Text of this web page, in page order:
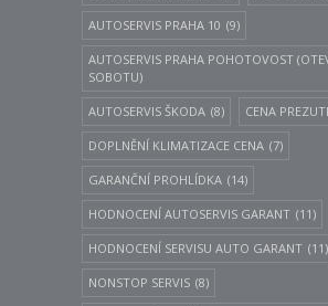
AUTOSERVIS PRAHA 10 (9)
AUTOSERVIS PRAHA POHOTOVOST
SOBOTU)
AUTOSERVIS ŠKODA (8) CENA
DOPLNĚNÍ KLIMATIZACE CENA (7)
GARANČNÍ PROHLÍDKA (14)
HODNOCENÍ AUTOSERVIS GARANT (11)
HODNOCENÍ SERVISU AUTO GARANT (11)
NONSTOP SERVIS (8)